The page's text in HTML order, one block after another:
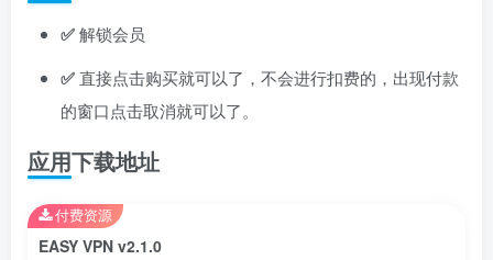
✅解锁会员
✅直接点击购买就可以了，不会进行扣费的，出现付款
的窗口点击取消就可以了。
应用下载地址
EASY VPN v2.1.0
付费资源